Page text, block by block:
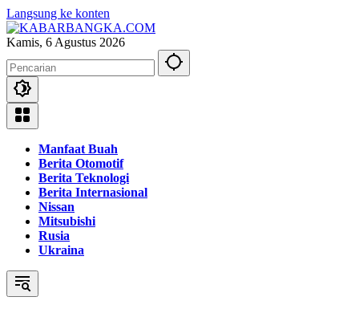
Langsung ke konten
Kamis, 6 Agustus 2026
Manfaat Buah
Berita Otomotif
Berita Teknologi
Berita Internasional
Nissan
Mitsubishi
Rusia
Ukraina